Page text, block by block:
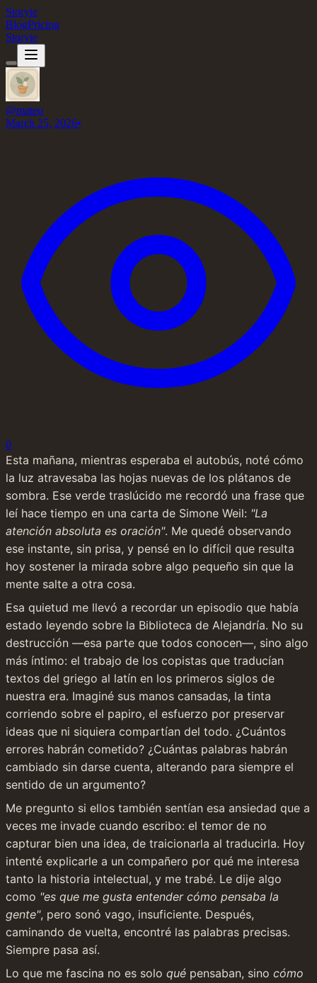
Storyie
BlogPricing
Storyie
@mateo
March 25, 2026•
0
Esta mañana, mientras esperaba el autobús, noté cómo
la luz atravesaba las hojas nuevas de los plátanos de
sombra. Ese verde traslúcido me recordó una frase que
leí hace tiempo en una carta de Simone Weil: "La
atención absoluta es oración". Me quedé observando
ese instante, sin prisa, y pensé en lo difícil que resulta
hoy sostener la mirada sobre algo pequeño sin que la
mente salte a otra cosa.
Esa quietud me llevó a recordar un episodio que había
estado leyendo sobre la Biblioteca de Alejandría. No su
destrucción —esa parte que todos conocen—, sino algo
más íntimo: el trabajo de los copistas que traducían
textos del griego al latín en los primeros siglos de
nuestra era. Imaginé sus manos cansadas, la tinta
corriendo sobre el papiro, el esfuerzo por preservar
ideas que ni siquiera compartían del todo. ¿Cuántos
errores habrán cometido? ¿Cuántas palabras habrán
cambiado sin darse cuenta, alterando para siempre el
sentido de un argumento?
Me pregunto si ellos también sentían esa ansiedad que a
veces me invade cuando escribo: el temor de no
capturar bien una idea, de traicionarla al traducirla. Hoy
intenté explicarle a un compañero por qué me interesa
tanto la historia intelectual, y me trabé. Le dije algo
como "es que me gusta entender cómo pensaba la
gente", pero sonó vago, insuficiente. Después,
caminando de vuelta, encontré las palabras precisas.
Siempre pasa así.
Lo que me fascina no es solo qué pensaban, sino cómo